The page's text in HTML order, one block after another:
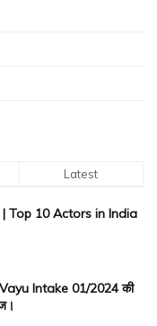
Latest
| Top 10 Actors in India
Intake 01/2024 की